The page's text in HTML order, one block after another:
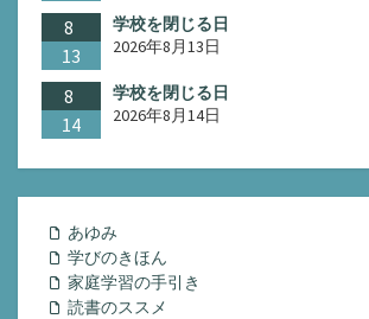
8
13
学校を閉じる日
2026年8月13日
8
14
学校を閉じる日
2026年8月14日
あゆみ
学びのきほん
家庭学習の手引き
読書のススメ